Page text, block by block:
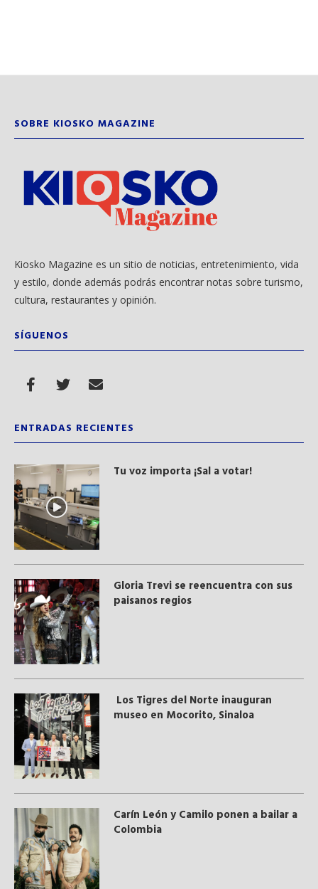
SOBRE KIOSKO MAGAZINE
Kiosko Magazine es un sitio de noticias, entretenimiento, vida
y estilo, donde además podrás encontrar notas sobre turismo,
cultura, restaurantes y opinión.
SÍGUENOS
ENTRADAS RECIENTES
Tu voz importa ¡Sal a votar!
Gloria Trevi se reencuentra con sus
paisanos regios
Los Tigres del Norte inauguran
museo en Mocorito, Sinaloa
Carín León y Camilo ponen a bailar a
Colombia